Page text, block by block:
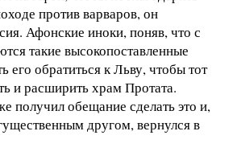
против варваров, он
Афонские иноки, поняв, что с
такие высокопоставленные
его обратиться к Льву, чтобы тот
и расширить храм Протата.
получил обещание сделать это и,
другом, вернулся в